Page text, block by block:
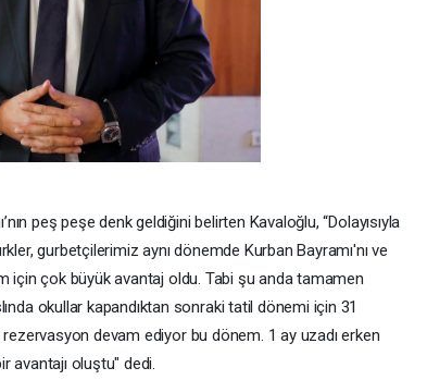
peş peşe denk geldiğini belirten Kavaloğlu, “Dolayısıyla
gurbetçilerimiz aynı dönemde Kurban Bayramı'nı ve
için çok büyük avantaj oldu. Tabi şu anda tamamen
okullar kapandıktan sonraki tatil dönemi için 31
devam ediyor bu dönem. 1 ay uzadı erken
avantajı oluştu" dedi.